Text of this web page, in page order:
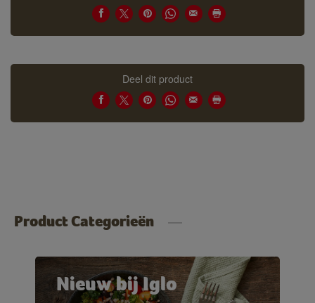
Deel dit product
Product Categorieën
Nieuw bij Iglo